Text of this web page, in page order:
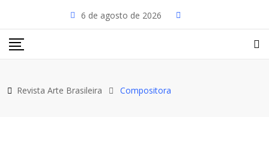
content
6 de agosto de 2026
Revista Arte Brasileira Compositora